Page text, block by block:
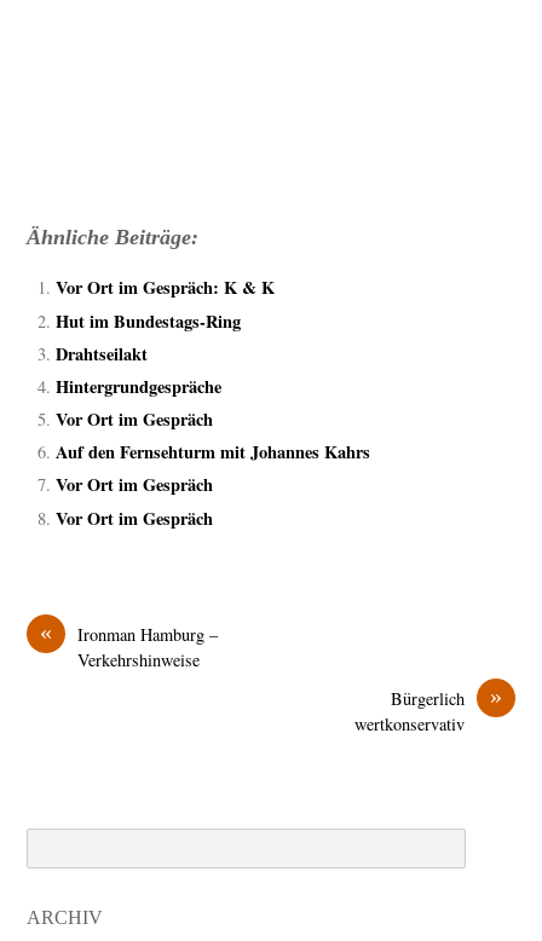
Ähnliche Beiträge:
Vor Ort im Gespräch: K & K
Hut im Bundestags-Ring
Drahtseilakt
Hintergrundgespräche
Vor Ort im Gespräch
Auf den Fernsehturm mit Johannes Kahrs
Vor Ort im Gespräch
Vor Ort im Gespräch
«
Ironman Hamburg –
Verkehrshinweise
»
Bürgerlich
wertkonservativ
ARCHIV